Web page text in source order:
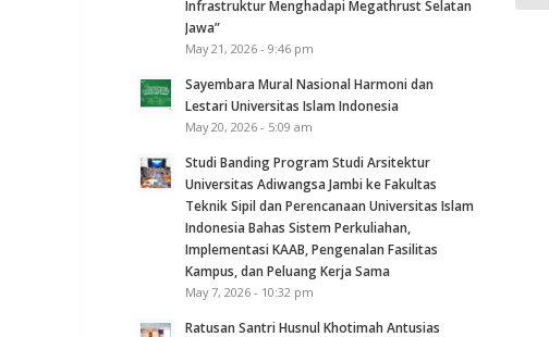
Infrastruktur Menghadapi Megathrust Selatan
Jawa”
May 21, 2026 - 9:46 pm
Sayembara Mural Nasional Harmoni dan
Lestari Universitas Islam Indonesia
May 20, 2026 - 5:09 am
Studi Banding Program Studi Arsitektur
Universitas Adiwangsa Jambi ke Fakultas
Teknik Sipil dan Perencanaan Universitas Islam
Indonesia Bahas Sistem Perkuliahan,
Implementasi KAAB, Pengenalan Fasilitas
Kampus, dan Peluang Kerja Sama
May 7, 2026 - 10:32 pm
Ratusan Santri Husnul Khotimah Antusias